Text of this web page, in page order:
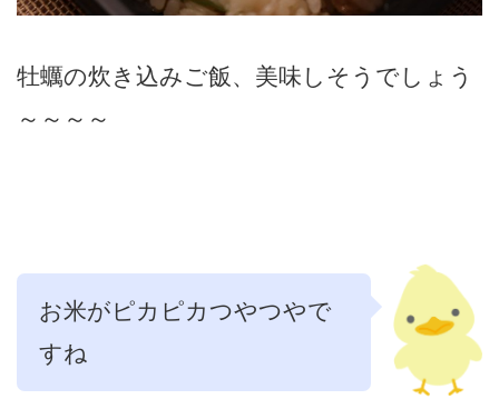
牡蠣の炊き込みご飯、美味しそうでしょう
～～～～
お米がピカピカつやつやで
すね